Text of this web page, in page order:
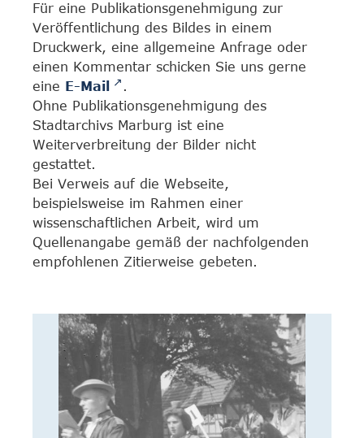
Für eine Publikationsgenehmigung zur
Veröffentlichung des Bildes in einem
Druckwerk, eine allgemeine Anfrage oder
einen Kommentar schicken Sie uns gerne
eine E-Mail
.
Ohne Publikationsgenehmigung des
Stadtarchivs Marburg ist eine
Weiterverbreitung der Bilder nicht
gestattet.
Bei Verweis auf die Webseite,
beispielsweise im Rahmen einer
wissenschaftlichen Arbeit, wird um
Quellenangabe gemäß der nachfolgenden
empfohlenen Zitierweise gebeten.